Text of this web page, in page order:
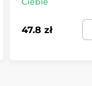
tych, którzy
47.8 zł